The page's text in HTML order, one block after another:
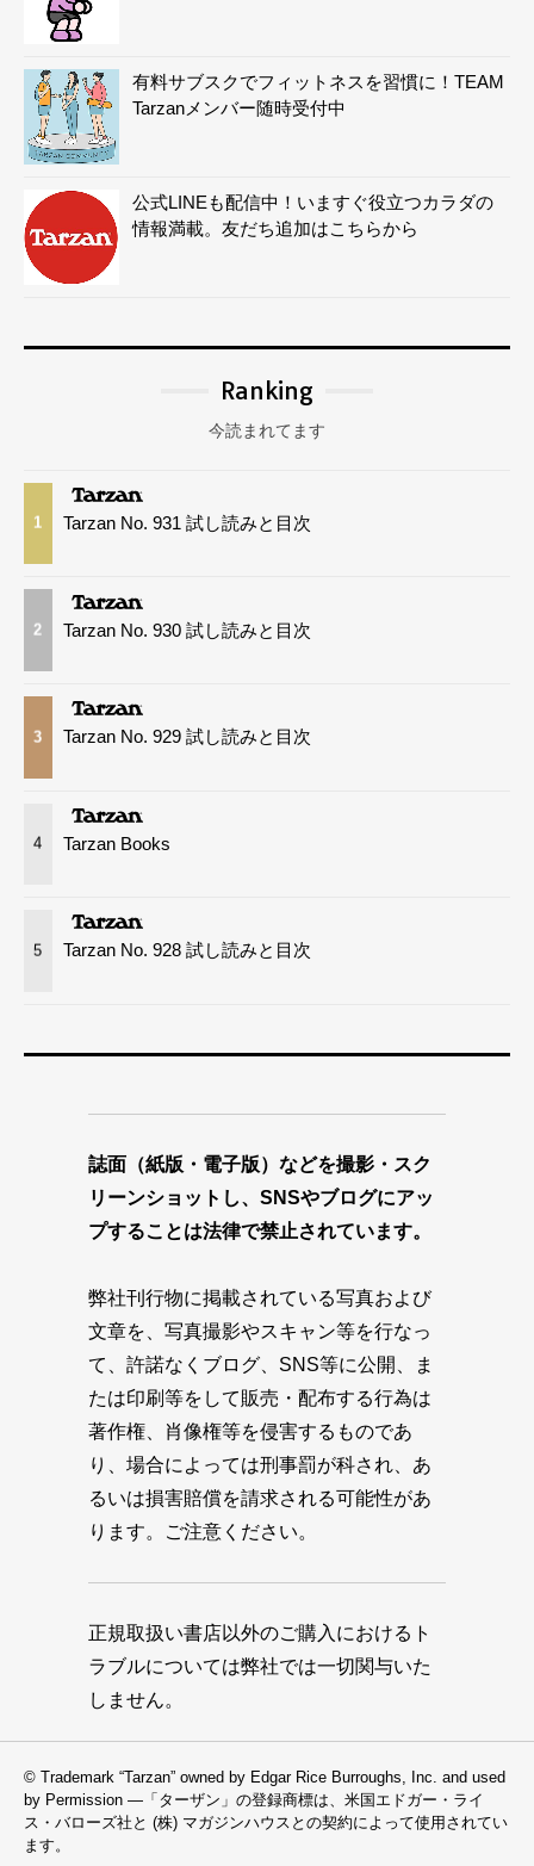
有料サブスクでフィットネスを習慣に！TEAM
Tarzanメンバー随時受付中
公式LINEも配信中！いますぐ役立つカラダの
情報満載。友だち追加はこちらから
Ranking
今読まれてます
1 Tarzan No. 931 試し読みと目次
2 Tarzan No. 930 試し読みと目次
3 Tarzan No. 929 試し読みと目次
4 Tarzan Books
5 Tarzan No. 928 試し読みと目次
誌面（紙版・電子版）などを撮影・スク
リーンショットし、SNSやブログにアッ
プすることは法律で禁止されています。
弊社刊行物に掲載されている写真および
文章を、写真撮影やスキャン等を行なっ
て、許諾なくブログ、SNS等に公開、ま
たは印刷等をして販売・配布する行為は
著作権、肖像権等を侵害するものであ
り、場合によっては刑事罰が科され、あ
るいは損害賠償を請求される可能性があ
ります。ご注意ください。
正規取扱い書店以外のご購入におけるト
ラブルについては弊社では一切関与いた
しません。
© Trademark “Tarzan” owned by Edgar Rice Burroughs, Inc. and used
by Permission —「ターザン」の登録商標は、米国エドガー・ライ
ス・バローズ社と (株) マガジンハウスとの契約によって使用されてい
ます。